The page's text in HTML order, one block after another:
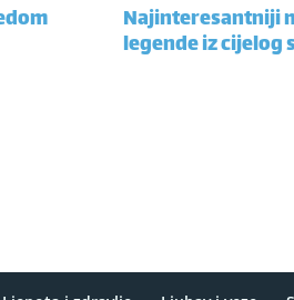
Najinteresantniji
legende iz cijelog